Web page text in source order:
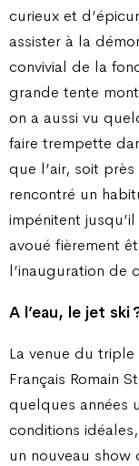
curieux et
assister à la
convivial de la
grande tente
on a aussi vu
faire trempette
que l’air, soit
rencontré un
impénitent
avoué fièrement
l’inauguration de
A l’eau, le jet ski
La venue du
Français Romain
quelques années
conditions
un nouveau show